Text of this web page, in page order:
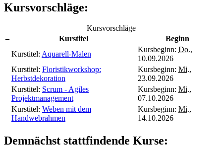
Kursvorschläge:
Kursvorschläge
–
Kurstitel
Beginn
Kurstitel: Aquarell-Malen
Kursbeginn: Do.,
10.09.2026
Kurstitel: Floristikworkshop:
Herbstdekoration
Kursbeginn: Mi.,
23.09.2026
Kurstitel: Scrum - Agiles
Projektmanagement
Kursbeginn: Mi.,
07.10.2026
Kurstitel: Weben mit dem
Handwebrahmen
Kursbeginn: Mi.,
14.10.2026
Demnächst stattfindende Kurse: